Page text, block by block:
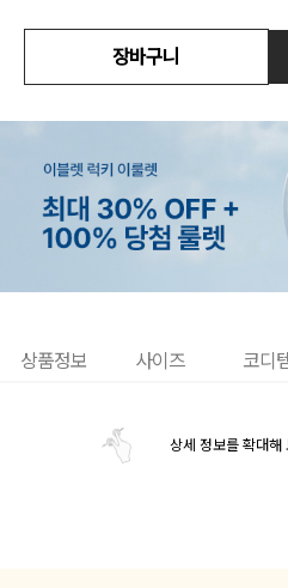
장바구니
상품정보 사이즈 코디
상세 정보를 확대해